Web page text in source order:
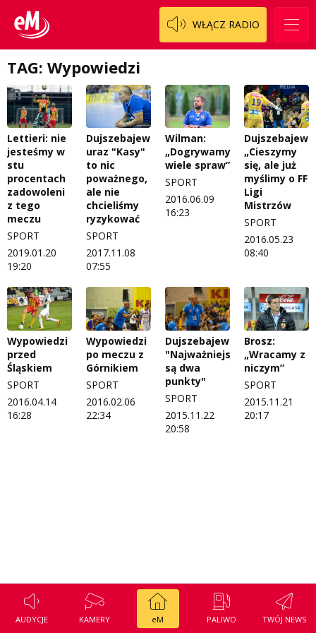
WŁĄCZ RADIO
Staszowski
Włoszczowski
Cały ten sport
Dzieciaki Cudaki
Fascynująca nauka
Historia na fali
Modna kultura
OdNowa
Pacjent, którego nie zapomnę
Pasjonaci
Piąta strona świata
Prawdę mówiąc
Słowo Dnia
Tak wierzę
Weekend z blondynką
W starych Kielcach
Wszystko w temacie
Koncert życzeń
Kontakt
O nas
Regulamin programu Patron
Zespół
Logo do pobrania
Regulamin konkursów
Regulamin przesyłania materiałów
Regulamin sklepu internetowego
Regulamin darowizn
Regulamin konkursu Zwierzak naszej klasy
Polityka prywatności
ZNAJDZIESZ NAS TAKŻE NA
AUDYCJE KAMERY eM PALIWO TWÓJ NEWS
TAG: Wypowiedzi
Lettieri: nie
jesteśmy w
stu
procentach
zadowoleni
z tego
meczu
SPORT
2019.01.20
19:20
Dujszebajew:
uraz "Kasy"
to nic
poważnego,
ale nie
chcieliśmy
ryzykować
SPORT
2017.11.08
07:55
Wilman:
„Dogrywamy
wiele spraw”
SPORT
2016.06.09
16:23
Dujszebajew:
„Cieszymy
się, ale już
myślimy o FF
Ligi
Mistrzów
SPORT
2016.05.23
08:40
Wypowiedzi
przed
Śląskiem
SPORT
2016.04.14
16:28
Wypowiedzi
po meczu z
Górnikiem
SPORT
2016.02.06
22:34
Dujszebajew:
"Najważniejsze
są dwa
punkty"
SPORT
2015.11.22
20:58
Brosz:
„Wracamy z
niczym”
SPORT
2015.11.21
20:17